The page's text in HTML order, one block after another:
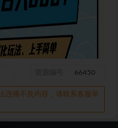
66450
违规不良内容，请联系客服举